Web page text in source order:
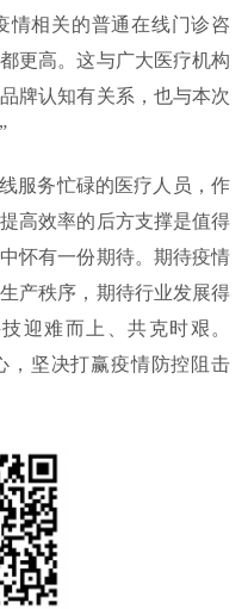
情相关的普通在线门诊咨
更高。这与广大医疗机构
牌认知有关系，也与本次
服务忙碌的医疗人员，作
高效率的后方支撑是值得
怀有一份期待。期待疫情
产秩序，期待行业发展得
迎难而上、共克时艰。
，坚决打赢疫情防控阻击